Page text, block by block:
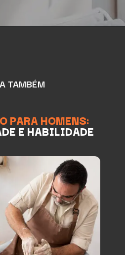
PARA HOMENS:
E HABILIDADE
TAMBÉM